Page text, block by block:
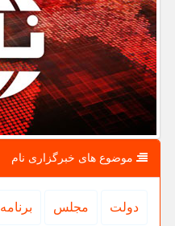
موضوع های خبرگزاری نام
دولت مجلس برنامه